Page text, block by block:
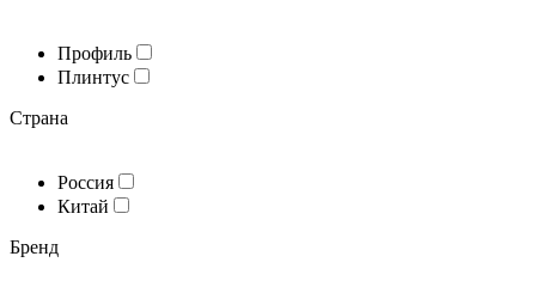
Профиль
Плинтус
Страна
Россия
Китай
Бренд